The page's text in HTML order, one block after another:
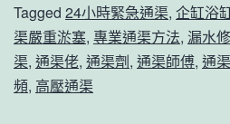
Tagged 24小時緊急通渠, 企缸浴
渠嚴重淤塞, 專業通渠方法, 漏水
渠, 通渠佬, 通渠劑, 通渠師傅, 通
頻, 高壓通渠